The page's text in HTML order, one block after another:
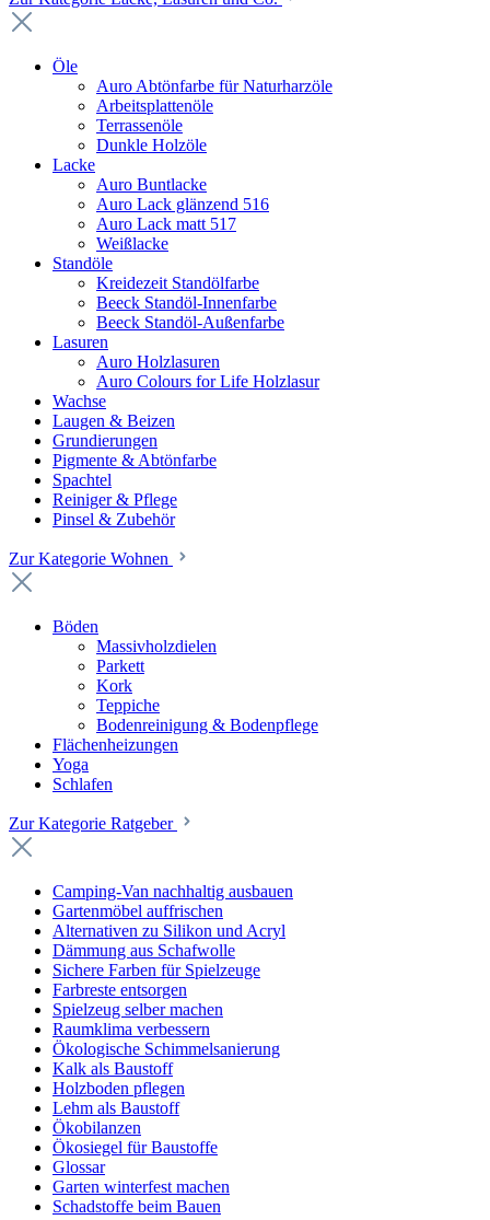
Öle
Auro Abtönfarbe für Naturharzöle
Arbeitsplattenöle
Terrassenöle
Dunkle Holzöle
Lacke
Auro Buntlacke
Auro Lack glänzend 516
Auro Lack matt 517
Weißlacke
Standöle
Kreidezeit Standölfarbe
Beeck Standöl-Innenfarbe
Beeck Standöl-Außenfarbe
Lasuren
Auro Holzlasuren
Auro Colours for Life Holzlasur
Wachse
Laugen & Beizen
Grundierungen
Pigmente & Abtönfarbe
Spachtel
Reiniger & Pflege
Pinsel & Zubehör
Zur Kategorie Wohnen
Böden
Massivholzdielen
Parkett
Kork
Teppiche
Bodenreinigung & Bodenpflege
Flächenheizungen
Yoga
Schlafen
Zur Kategorie Ratgeber
Camping-Van nachhaltig ausbauen
Gartenmöbel auffrischen
Alternativen zu Silikon und Acryl
Dämmung aus Schafwolle
Sichere Farben für Spielzeuge
Farbreste entsorgen
Spielzeug selber machen
Raumklima verbessern
Ökologische Schimmelsanierung
Kalk als Baustoff
Holzboden pflegen
Lehm als Baustoff
Ökobilanzen
Ökosiegel für Baustoffe
Glossar
Garten winterfest machen
Schadstoffe beim Bauen